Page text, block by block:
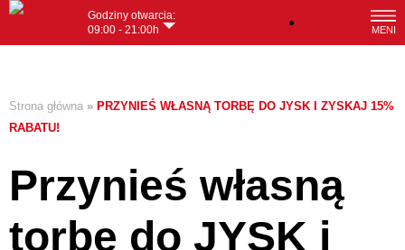
MENI
Godziny otwarcia:
09:00 - 21:00h
Strona główna » PRZYNIEŚ WŁASNĄ TORBĘ DO JYSK I ZYSKAJ 15%
RABATU!
Przynieś własną
torbę do JYSK i